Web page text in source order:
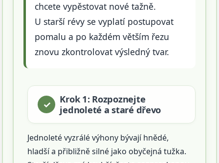
chcete vypěstovat nové tažně.
U starší révy se vyplatí postupovat
pomalu a po každém větším řezu
znovu zkontrolovat výsledný tvar.
Krok 1: Rozpoznejte
jednoleté a staré dřevo
Jednoleté vyzrálé výhony bývají hnědé,
hladší a přibližně silné jako obyčejná tužka.